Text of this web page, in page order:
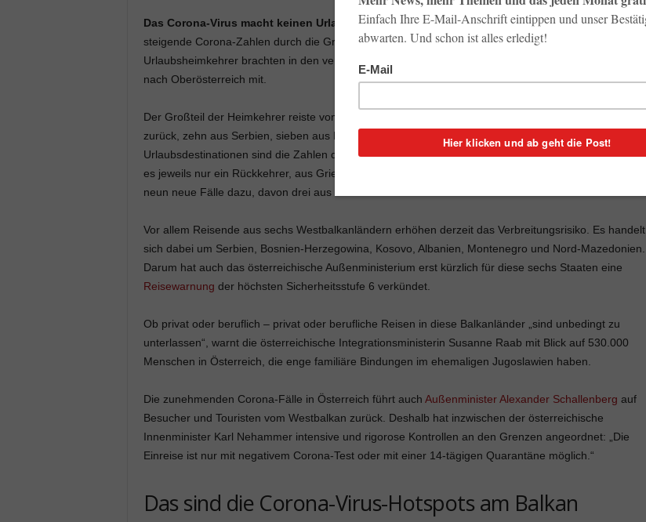
Das Corona-Virus macht keinen Urlaub, aber es reist mit den Urlaubern.Die Gefahr für
steigende Corona-Zahlen durch die Grenzöffnungen seit 15. Juni bestätigen neue Zahlen: 48
Urlaubsheimkehrer brachten in den vergangenen zwei Wochen das Virus von Auslandsaufenthalten
nach Oberösterreich mit.
Der Großteil der Heimkehrer reiste vom Westbalkan ein. So kamen zwölf Erkrankte aus dem Kosovo
zurück, zehn aus Serbien, sieben aus Bosnien, je fünf aus Rumänien und Kroatien. Aus anderen
Urlaubsdestinationen sind die Zahlen deutlich geringer. Aus Italien, Deutschland und Frankreich war
es jeweils nur ein Rückkehrer, aus Griechenland gar keiner. Allein am Samstag und Sonntag kamen
neun neue Fälle dazu, davon drei aus Rumänien und drei aus dem Kosovo.
Vor allem Reisende aus sechs Westbalkanländern erhöhen derzeit das Verbreitungsrisiko. Es handelt
sich dabei um Serbien, Bosnien-Herzegowina, Kosovo, Albanien, Montenegro und Nord-Mazedonien.
Darum hat auch das österreichische Außenministerium erst kürzlich für diese sechs Staaten eine
Reisewarnung der höchsten Sicherheitsstufe 6 verkündet.
Ob privat oder beruflich – privat oder berufliche Reisen in diese Balkanländer „sind unbedingt zu
unterlassen“, warnt die österreichische Integrationsministerin Susanne Raab mit Blick auf 530.000
Menschen in Österreich, die enge familiäre Bindungen im ehemaligen Jugoslawien haben.
Die zunehmenden Corona-Fälle in Österreich führt auch Außenminister Alexander Schallenberg auf
Besucher und Touristen vom Westbalkan zurück. Deshalb hat inzwischen der österreichische
Innenminister Karl Nehammer intensive und rigorose Kontrollen an den Grenzen angeordnet: „Die
Einreise ist nur mit negativem Corona-Test oder mit einer 14-tägigen Quarantäne möglich.“
Das sind die Corona-Virus-Hotspots am Balkan